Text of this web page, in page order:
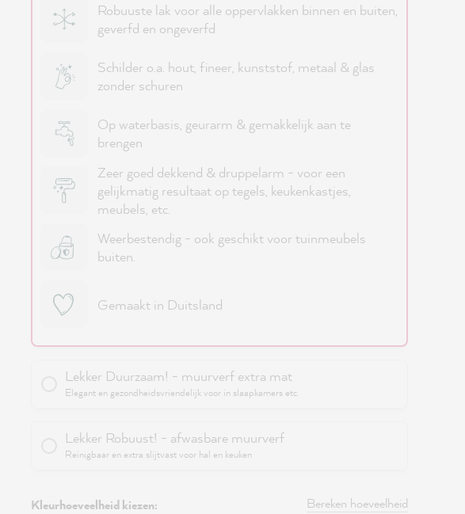
Robuuste lak voor alle oppervlakken binnen en buiten,
geverfd en ongeverfd
Schilder o.a. hout, fineer, kunststof, metaal & glas
zonder schuren
Op waterbasis, geurarm & gemakkelijk aan te
brengen
Zeer goed dekkend & druppelarm - voor een
gelijkmatig resultaat op tegels, keukenkastjes,
meubels, etc.
Weerbestendig - ook geschikt voor tuinmeubels
buiten.
Gemaakt in Duitsland
Lekker Duurzaam! - muurverf extra mat
Elegant en gezondheidsvriendelijk voor in slaapkamers etc.
Lekker Robuust! - afwasbare muurverf
Reinigbaar en extra slijtvast voor hal en keuken
Kleurhoeveelheid kiezen: Bereken hoeveelheid